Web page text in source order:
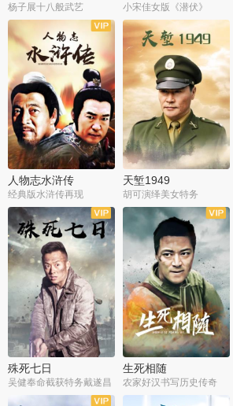
杨子展十八般武艺 小宋佳女版《潜伏》
全40集
人物志水浒传
经典版水浒传再现
全30集
天堑1949
胡可演绎美女特务
全34集
殊死七日
吴健奉命截获特务戴遂昌
全21集
生死相随
农家好汉书写历史传奇
全21集